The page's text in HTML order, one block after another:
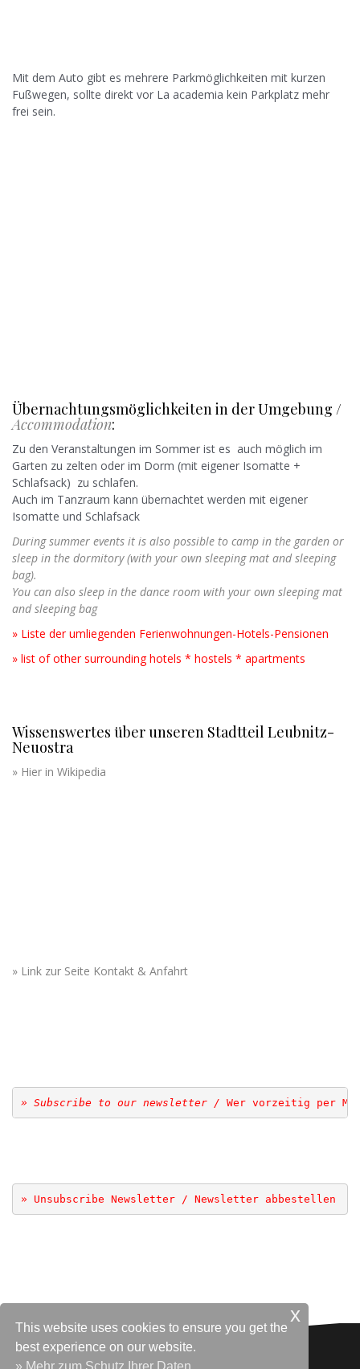
Mit dem Auto gibt es mehrere Parkmöglichkeiten mit kurzen
Fußwegen, sollte direkt vor La academia kein Parkplatz mehr
frei sein.
Übernachtungsmöglichkeiten in der Umgebung /
Accommodation:
Zu den Veranstaltungen im Sommer ist es auch möglich im
Garten zu zelten oder im Dorm (mit eigener Isomatte +
Schlafsack) zu schlafen.
Auch im Tanzraum kann übernachtet werden mit eigener
Isomatte und Schlafsack
During summer events it is also possible to camp in the garden or
sleep in the dormitory (with your own sleeping mat and sleeping
bag).
You can also sleep in the dance room with your own sleeping mat
and sleeping bag
» Liste der umliegenden Ferienwohnungen-Hotels-Pensionen
» list of other surrounding hotels * hostels * apartments
Wissenswertes über unseren Stadtteil Leubnitz-
Neuostra
» Hier in Wikipedia
» Link zur Seite Kontakt & Anfahrt
» Subscribe to our newsletter / Wer vorzeitig per
» Unsubscribe Newsletter / Newsletter abbestellen
This website uses cookies to ensure you get the
best experience on our website.
x